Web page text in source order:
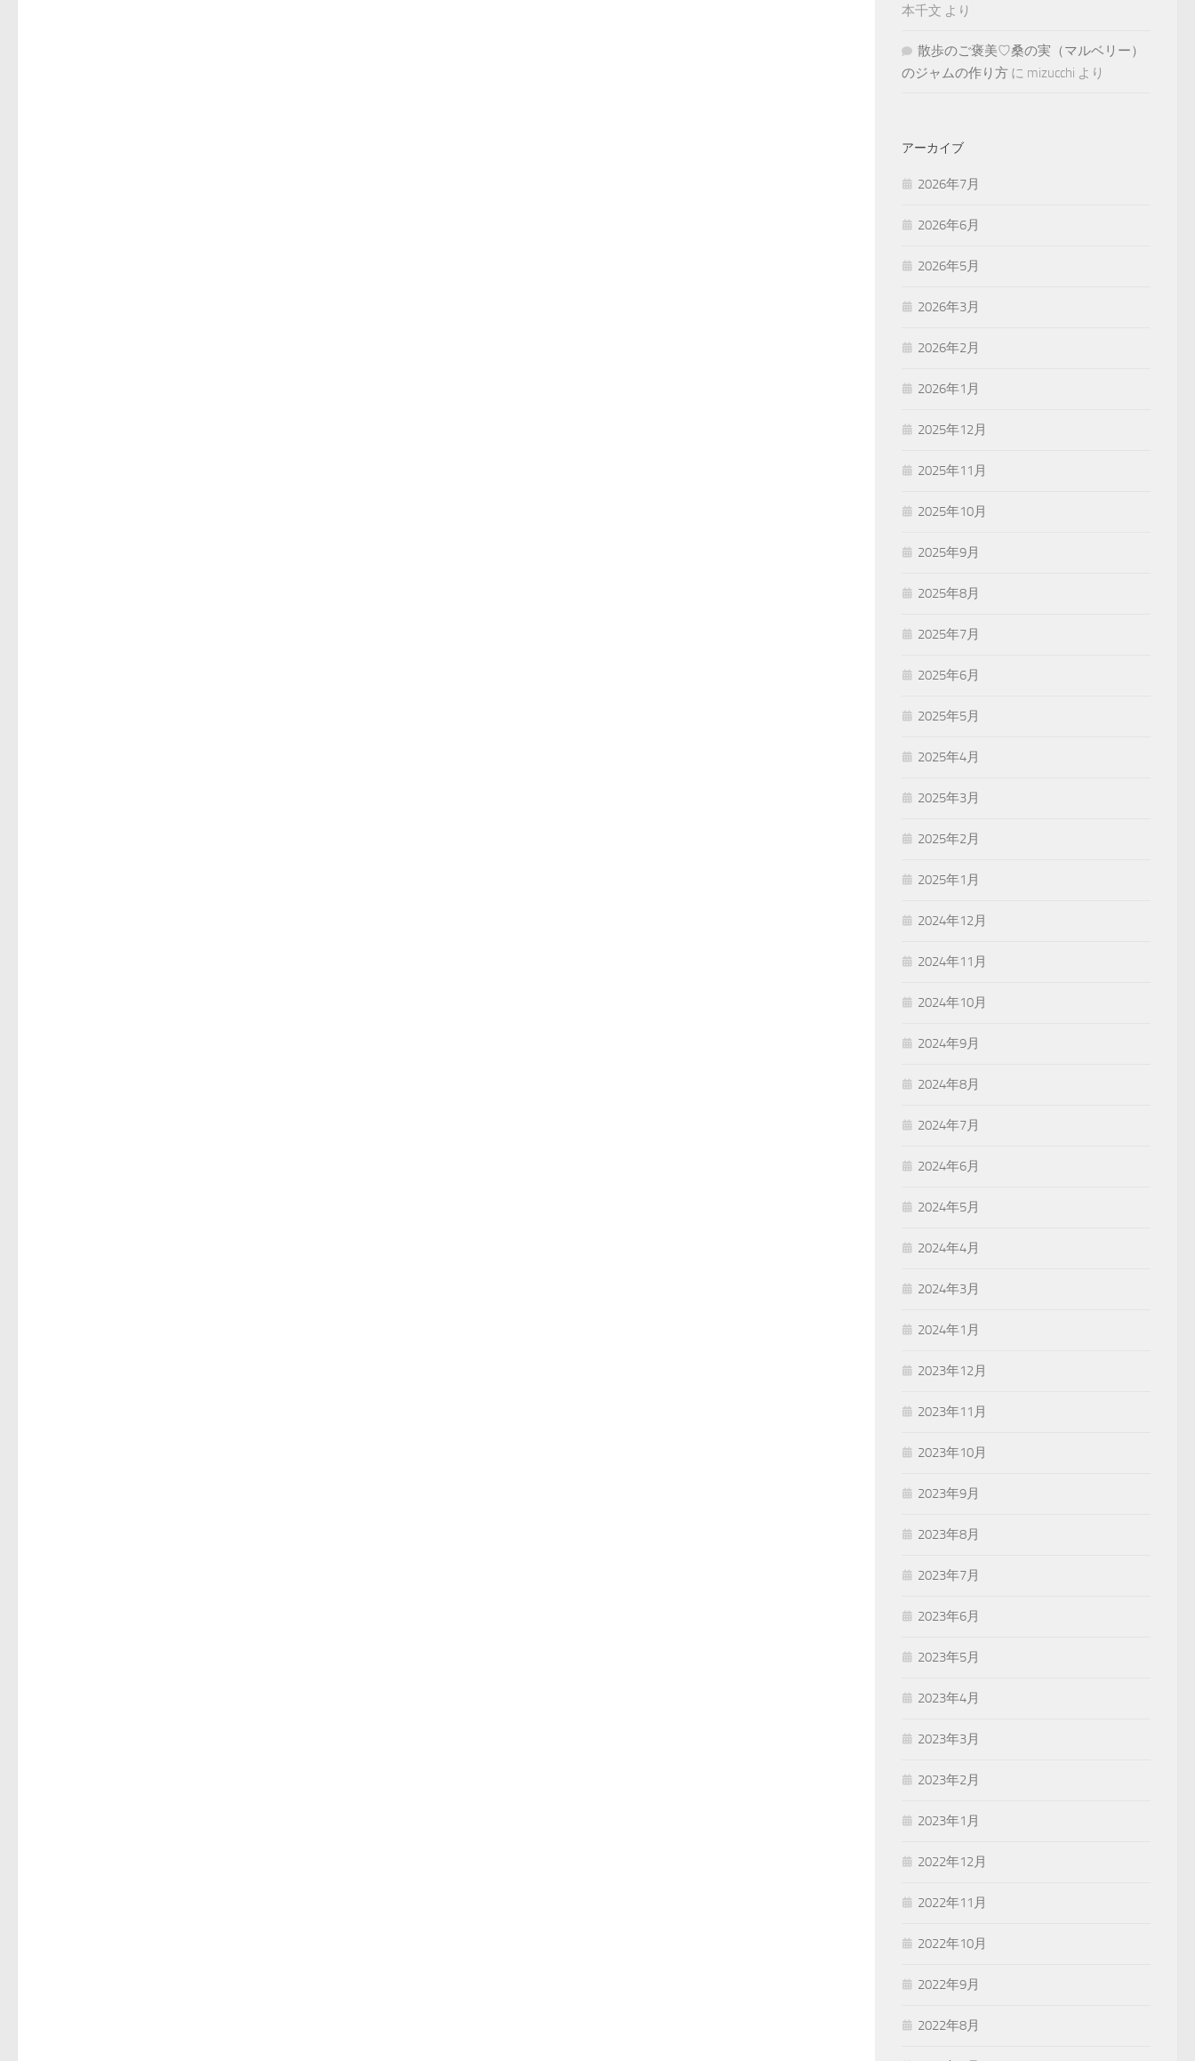
本千文 より
散歩のご褒美♡桑の実（マルベリー）
のジャムの作り方 に mizucchi より
アーカイブ
2026年7月
2026年6月
2026年5月
2026年3月
2026年2月
2026年1月
2025年12月
2025年11月
2025年10月
2025年9月
2025年8月
2025年7月
2025年6月
2025年5月
2025年4月
2025年3月
2025年2月
2025年1月
2024年12月
2024年11月
2024年10月
2024年9月
2024年8月
2024年7月
2024年6月
2024年5月
2024年4月
2024年3月
2024年1月
2023年12月
2023年11月
2023年10月
2023年9月
2023年8月
2023年7月
2023年6月
2023年5月
2023年4月
2023年3月
2023年2月
2023年1月
2022年12月
2022年11月
2022年10月
2022年9月
2022年8月